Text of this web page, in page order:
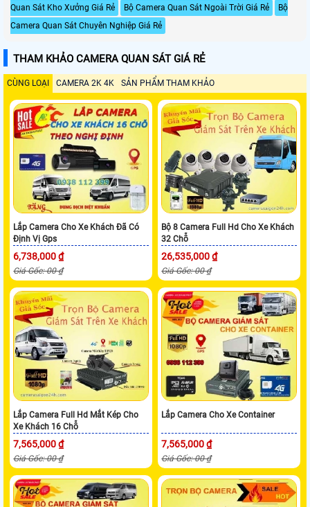
Quan Sát Kho Xưởng Giá Rẻ
Bộ Camera Quan Sát Ngoài Trời Giá Rẻ
Bộ
Camera Quan Sát Chuyên Nghiệp Giá Rẻ
THAM KHẢO CAMERA QUAN SÁT GIÁ RẺ
CÙNG LOẠI CAMERA 2K 4K SẢN PHẨM THAM KHẢO
Lắp Camera Cho Xe Khách Đã Có
Định Vị Gps
6,738,000 ₫
Giá Gốc: 00 ₫
Bộ 8 Camera Full Hd Cho Xe Khách
32 Chỗ
26,535,000 ₫
Giá Gốc: 00 ₫
Lắp Camera Full Hd Mắt Kép Cho
Xe Khách 16 Chỗ
7,565,000 ₫
Giá Gốc: 00 ₫
Lắp Camera Cho Xe Container
7,565,000 ₫
Giá Gốc: 00 ₫